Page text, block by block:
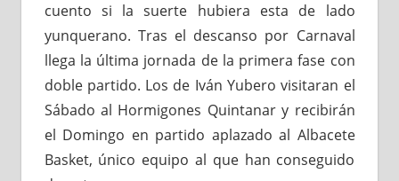
cuento si la suerte hubiera esta de lado
yunquerano. Tras el descanso por Carnaval
llega la última jornada de la primera fase con
doble partido. Los de Iván Yubero visitaran el
Sábado al Hormigones Quintanar y recibirán
el Domingo en partido aplazado al Albacete
Basket, único equipo al que han conseguido